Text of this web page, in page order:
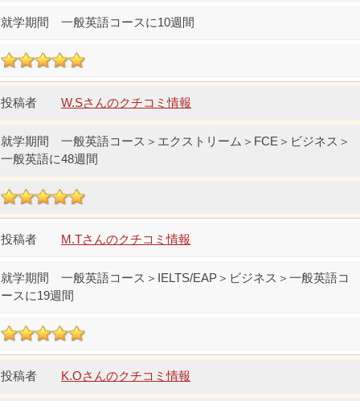
一般英語コースに10週間
W.Sさんのクチコミ情報
一般英語コース＞エクストリーム＞FCE＞ビジネス＞
一般英語に48週間
M.Tさんのクチコミ情報
一般英語コース＞IELTS/EAP＞ビジネス＞一般英語コ
ースに19週間
K.Oさんのクチコミ情報